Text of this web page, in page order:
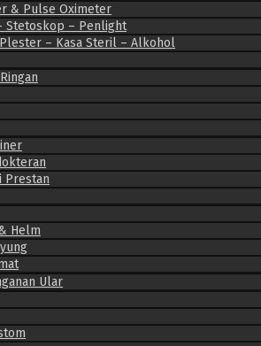
& Pulse Oximeter
Stetoskop – Penlight
– Kasa Steril – Alkohol
Prestan
Helm
Ular